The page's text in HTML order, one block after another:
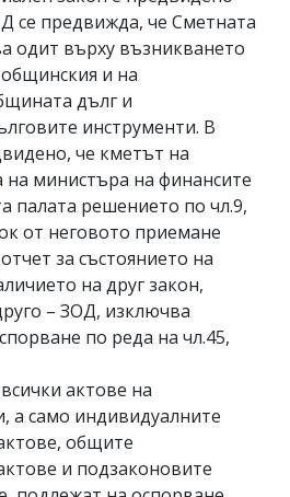
се предвижда, че Сметната
одит върху възникването
и на
дълг и
инструменти. В
че кметът на
министъра на финансите
палата решението по чл.9,
от неговото приемане
за състоянието на
на друг закон,
– ЗОД, изключва
по реда на чл.45,
актове на
а само индивидуалните
общите
и подзаконовите